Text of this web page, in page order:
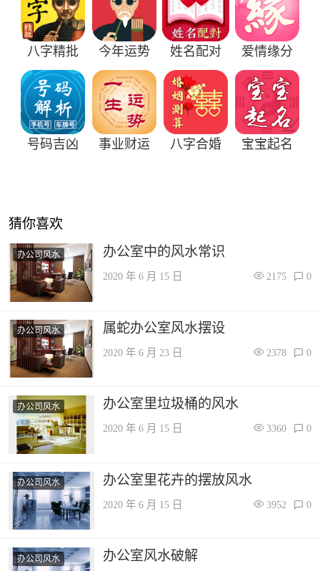
八字精批 今年运势 姓名配对 爱情缘分
号码吉凶 事业财运 八字合婚 宝宝起名
猜你喜欢
办公司风水 办公室中的风水常识
2020 年 6 月 15 日 2175 0
办公司风水 属蛇办公室风水摆设
2020 年 6 月 23 日 2378 0
办公司风水 办公室里垃圾桶的风水
2020 年 6 月 15 日 3360 0
办公司风水 办公室里花卉的摆放风水
2020 年 6 月 15 日 3952 0
办公司风水 办公室风水破解